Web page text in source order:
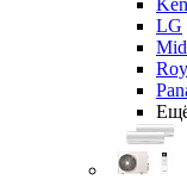
LG